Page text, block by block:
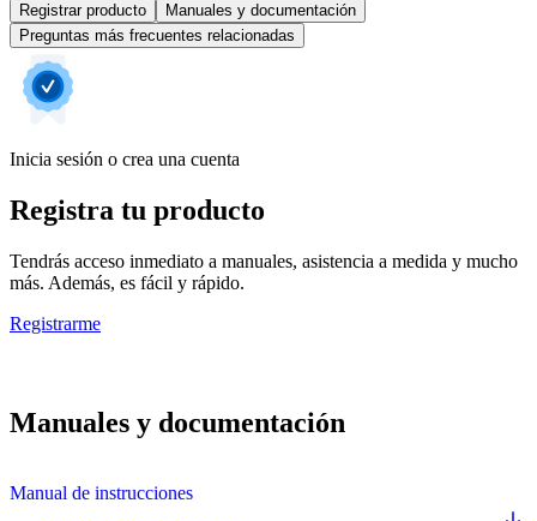
Registrar producto
Manuales y documentación
Preguntas más frecuentes relacionadas
Inicia sesión o crea una cuenta
Registra tu producto
Tendrás acceso inmediato a manuales, asistencia a medida y mucho
más. Además, es fácil y rápido.
Registrarme
Manuales y documentación
Manual de instrucciones